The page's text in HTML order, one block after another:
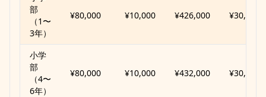
部
（1〜
3年）
¥80,000 ¥10,000 ¥426,000 ¥30,000
小学
部
（4〜
6年）
¥80,000 ¥10,000 ¥432,000 ¥30,000